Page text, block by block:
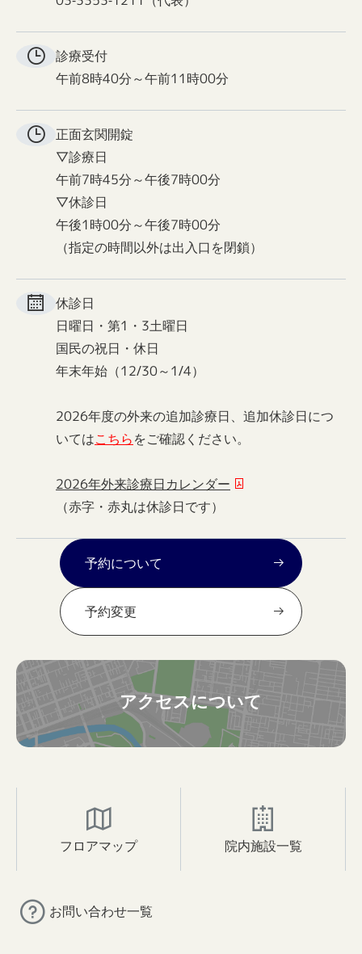
診療受付
午前8時40分～午前11時00分
正面玄関開錠
▽診療日
午前7時45分～午後7時00分
▽休診日
午後1時00分～午後7時00分
（指定の時間以外は出入口を閉鎖）
休診日
日曜日・第1・3土曜日
国民の祝日・休日
年末年始（12/30～1/4）
2026年度の外来の追加診療日、追加休診日につ
いてはこちらをご確認ください。
2026年外来診療日カレンダー
（赤字・赤丸は休診日です）
予約について
予約変更
アクセスについて
フロアマップ 院内施設一覧
お問い合わせ一覧